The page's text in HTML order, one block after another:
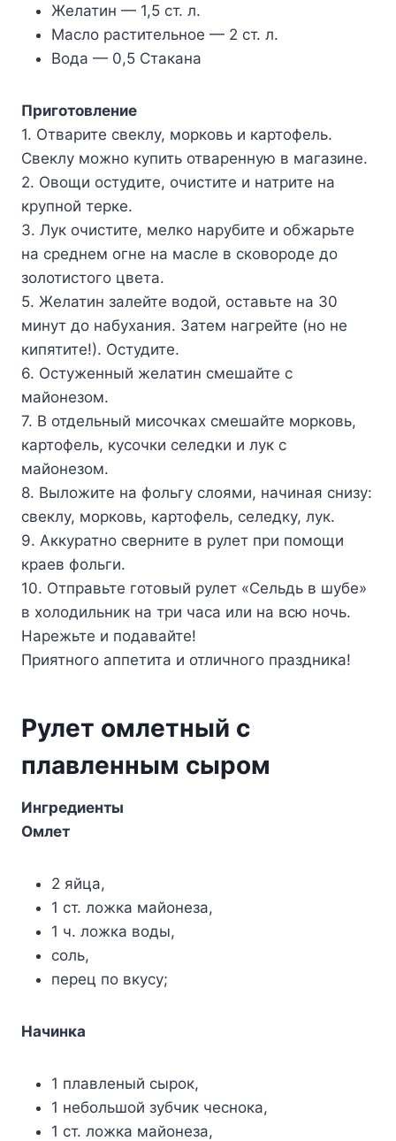
Желатин — 1,5 ст. л.
Масло растительное — 2 ст. л.
Вода — 0,5 Стакана
Приготовление
1. Отварите свеклу, морковь и картофель.
Свеклу можно купить отваренную в магазине.
2. Овощи остудите, очистите и натрите на
крупной терке.
3. Лук очистите, мелко нарубите и обжарьте
на среднем огне на масле в сковороде до
золотистого цвета.
5. Желатин залейте водой, оставьте на 30
минут до набухания. Затем нагрейте (но не
кипятите!). Остудите.
6. Остуженный желатин смешайте с
майонезом.
7. В отдельный мисочках смешайте морковь,
картофель, кусочки селедки и лук с
майонезом.
8. Выложите на фольгу слоями, начиная снизу:
свеклу, морковь, картофель, селедку, лук.
9. Аккуратно сверните в рулет при помощи
краев фольги.
10. Отправьте готовый рулет «Сельдь в шубе»
в холодильник на три часа или на всю ночь.
Нарежьте и подавайте!
Приятного аппетита и отличного праздника!
Рулет омлетный с
плавленным сыром
Ингредиенты
Омлет
2 яйца,
1 ст. ложка майонеза,
1 ч. ложка воды,
соль,
перец по вкусу;
Начинка
1 плавленый сырок,
1 небольшой зубчик чеснока,
1 ст. ложка майонеза,